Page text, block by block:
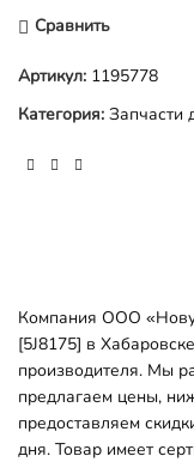
Сравнить
Артикул: 1195778
Категория: Запчасти
Компания ООО
[5J8175] в
производителя. Мы
предлагаем цены,
предоставляем
дня. Товар имеет